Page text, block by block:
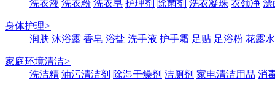
洗衣液 洗衣粉 洗衣皂 护理剂 除菌剂 洗衣凝珠 衣领净 漂
身体护理>
润肤 沐浴露 香皂 浴盐 洗手液 护手霜 足贴 足浴粉 花露水
家庭环境清洁>
洗洁精 油污清洁剂 除湿干燥剂 洁厕剂 家电清洁用品 消